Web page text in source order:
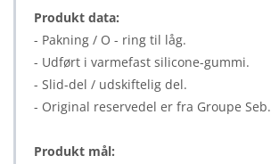
Produkt data:
- Pakning / O - ring til låg.
- Udført i varmefast silicone-gummi.
- Slid-del / udskiftelig del.
- Original reservedel er fra Groupe Seb.
Produkt mål: